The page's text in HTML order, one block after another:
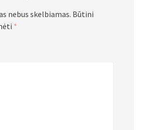
nebus skelbiamas. Būtini
*